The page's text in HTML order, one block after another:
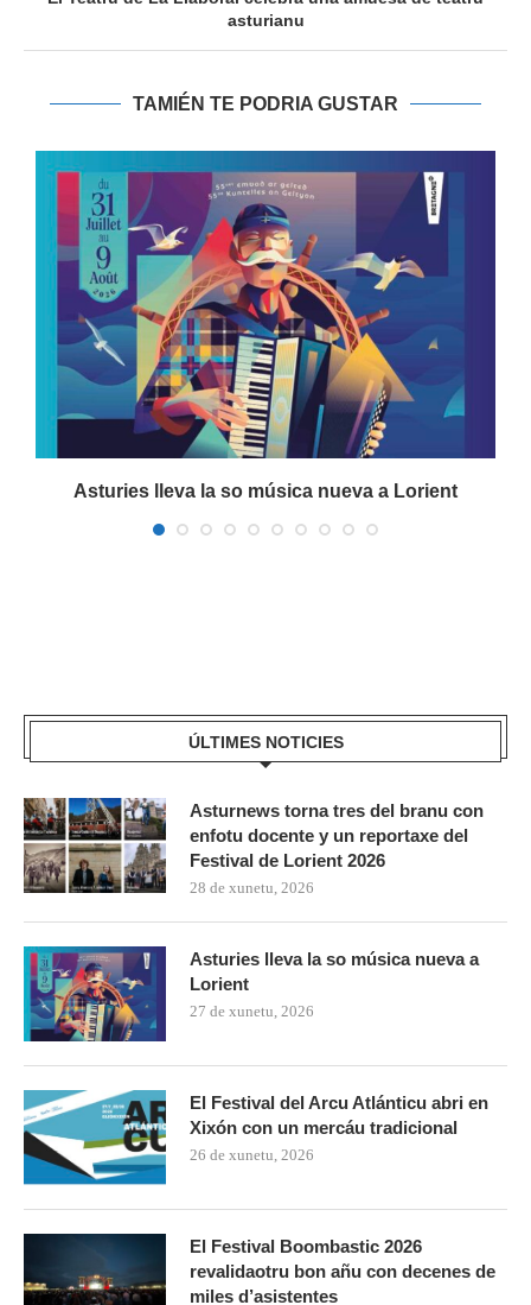
asturianu
TAMIÉN TE PODRIA GUSTAR
Asturies lleva la so música nueva a Lorient
ÚLTIMES NOTICIES
Asturnews torna tres del branu con
enfotu docente y un reportaxe del
Festival de Lorient 2026
28 de xunetu, 2026
Asturies lleva la so música nueva a
Lorient
27 de xunetu, 2026
El Festival del Arcu Atlánticu abri en
Xixón con un mercáu tradicional
26 de xunetu, 2026
El Festival Boombastic 2026
revalidaotru bon añu con decenes de
miles d’asistentes